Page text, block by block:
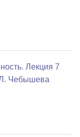
Лекция 7
Чебышева